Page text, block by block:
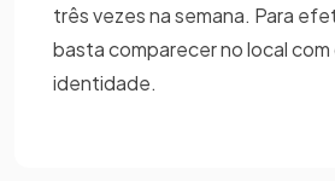
três vezes na semana. Para
basta comparecer no local
identidade.